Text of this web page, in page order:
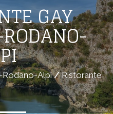
GAY
Rodano-Alpi/Ristorante